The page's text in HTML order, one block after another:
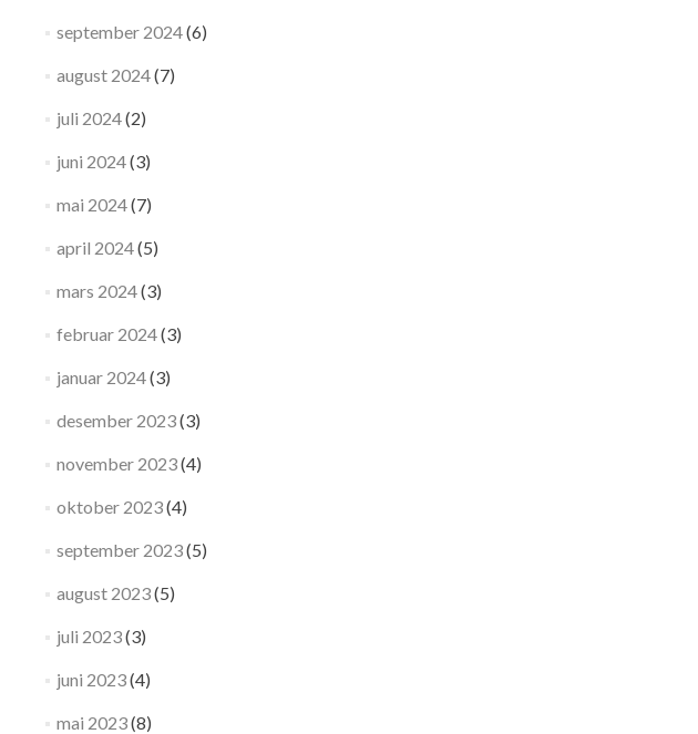
september 2024(6)
august 2024(7)
juli 2024(2)
juni 2024(3)
mai 2024(7)
april 2024(5)
mars 2024(3)
februar 2024(3)
januar 2024(3)
desember 2023(3)
november 2023(4)
oktober 2023(4)
september 2023(5)
august 2023(5)
juli 2023(3)
juni 2023(4)
mai 2023(8)